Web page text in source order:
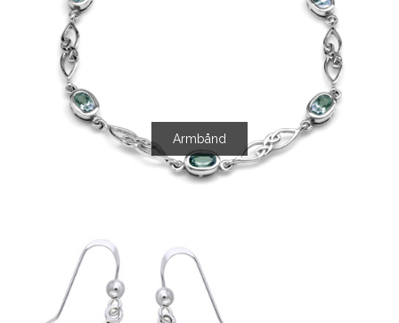
Armbånd